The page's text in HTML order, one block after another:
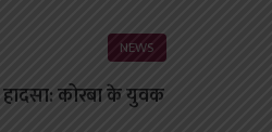
NEWS
कोरबा के युवक